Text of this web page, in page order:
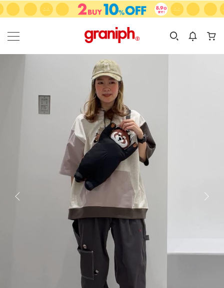
カテゴリーから探す
KIDS
カテゴリ
サイズ